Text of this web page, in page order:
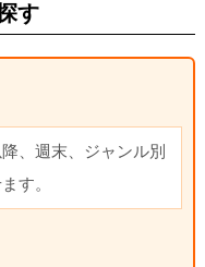
す
、週末、ジャンル別
す。